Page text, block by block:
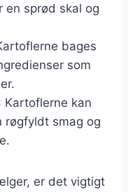
en sprød skal og
bages
som
Kartoflerne kan
røgfyldt smag og
er det vigtigt